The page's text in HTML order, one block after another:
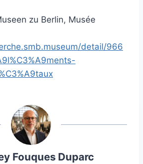
zu Berlin, Musée
detail/966
Fouques Duparc